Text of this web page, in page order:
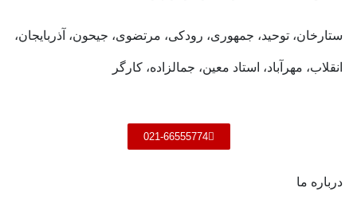
ستارخان، توحید، جمهوری، رودکی، مرتضوی، جیحون، آذربایجان،
انقلاب، مهرآباد، استاد معین، جمالزاده، کارگر
021-66555774
درباره ما